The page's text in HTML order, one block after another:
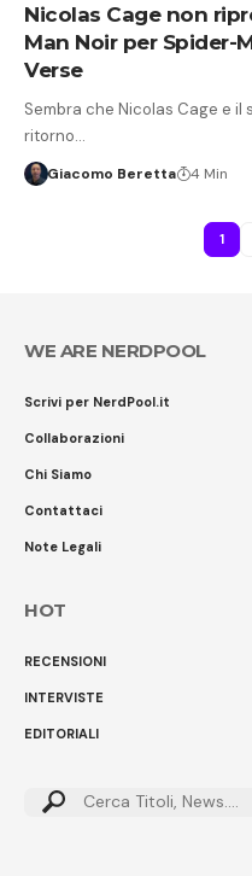
Nicolas Cage non
Man Noir per Spider-
Verse
Sembra che Nicolas Cage e
ritorno…
Giacomo Beretta 4 Min
1
WE ARE NERDPOOL
Scrivi per NerdPool.it
Collaborazioni
Chi Siamo
Contattaci
Note Legali
HOT
RECENSIONI
INTERVISTE
EDITORIALI
Cerca: